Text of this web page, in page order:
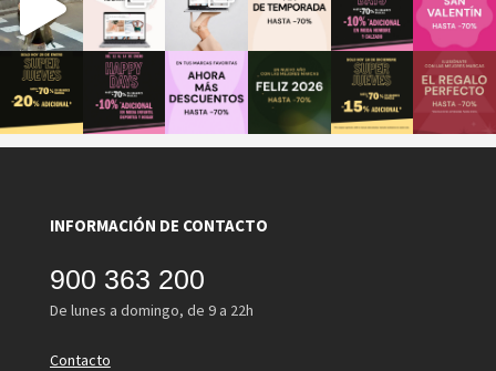
INFORMACIÓN DE CONTACTO
900 363 200
De lunes a domingo, de 9 a 22h
Contacto